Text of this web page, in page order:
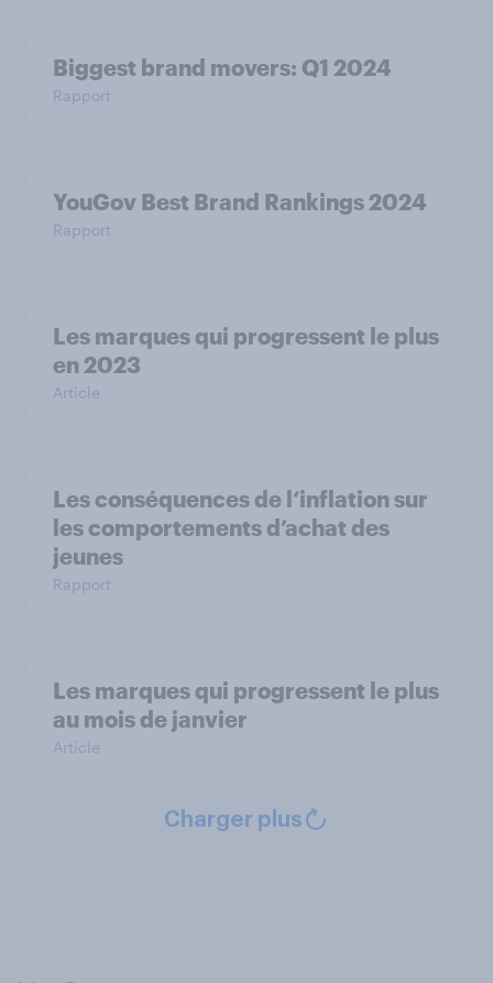
Biggest brand movers: Q1 2024
Rapport
YouGov Best Brand Rankings 2024
Rapport
Les marques qui progressent le plus
en 2023
Article
Les conséquences de l‘inflation sur
les comportements d’achat des
jeunes
Rapport
Les marques qui progressent le plus
au mois de janvier
Article
Charger plus